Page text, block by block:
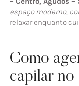
espaço moderno,
relaxar enquanto
Como
capilar no